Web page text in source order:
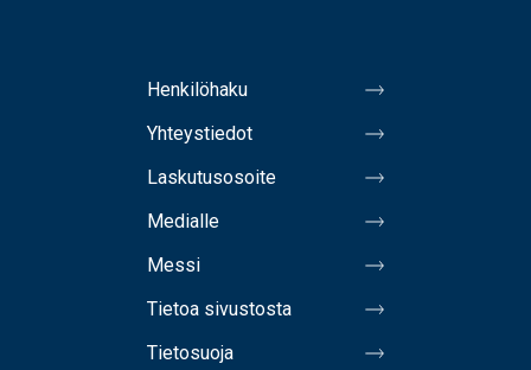
Henkilöhaku
Yhteystiedot
Laskutusosoite
Medialle
Messi
Tietoa sivustosta
Tietosuoja